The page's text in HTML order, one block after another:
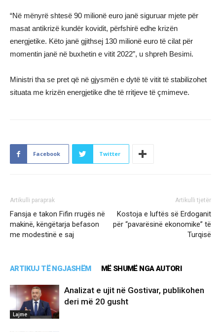
“Në mënyrë shtesë 90 milionë euro janë siguruar mjete për
masat antikrizë kundër kovidit, përfshirë edhe krizën
energjetike. Këto janë gjithsej 130 milionë euro të cilat për
momentin janë në buxhetin e vitit 2022”, u shpreh Besimi.
Ministri tha se pret që në gjysmën e dytë të vitit të stabilizohet
situata me krizën energjetike dhe të rritjeve të çmimeve.
Facebook Twitter
Artikulli paraprak
Fansja e takon Fifin rrugës në
makinë, këngëtarja befason
me modestinë e saj
Artikulli tjetër
Kostoja e luftës së Erdoganit
për “pavarësinë ekonomike” të
Turqisë
ARTIKUJ TË NGJASHËM MË SHUMË NGA AUTORI
Lajme
Analizat e ujit në Gostivar, publikohen
deri më 20 gusht